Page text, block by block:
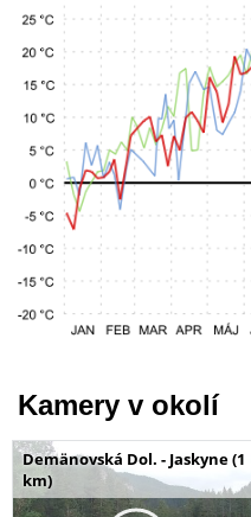
Kamery v okolí
Demänovská Dol. - Jaskyne (1
km)